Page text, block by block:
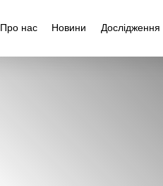
Про нас Новини Дослідження